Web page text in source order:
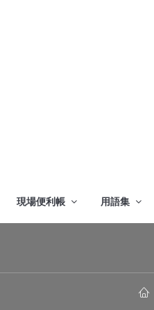
現場便利帳 用語集